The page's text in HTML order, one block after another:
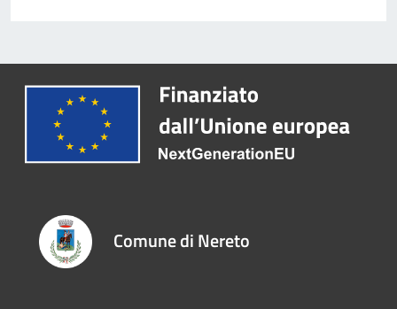
Comune di Nereto